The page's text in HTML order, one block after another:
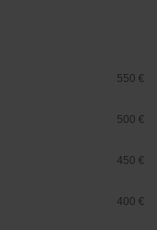
400 €
450 €
500 €
550 €